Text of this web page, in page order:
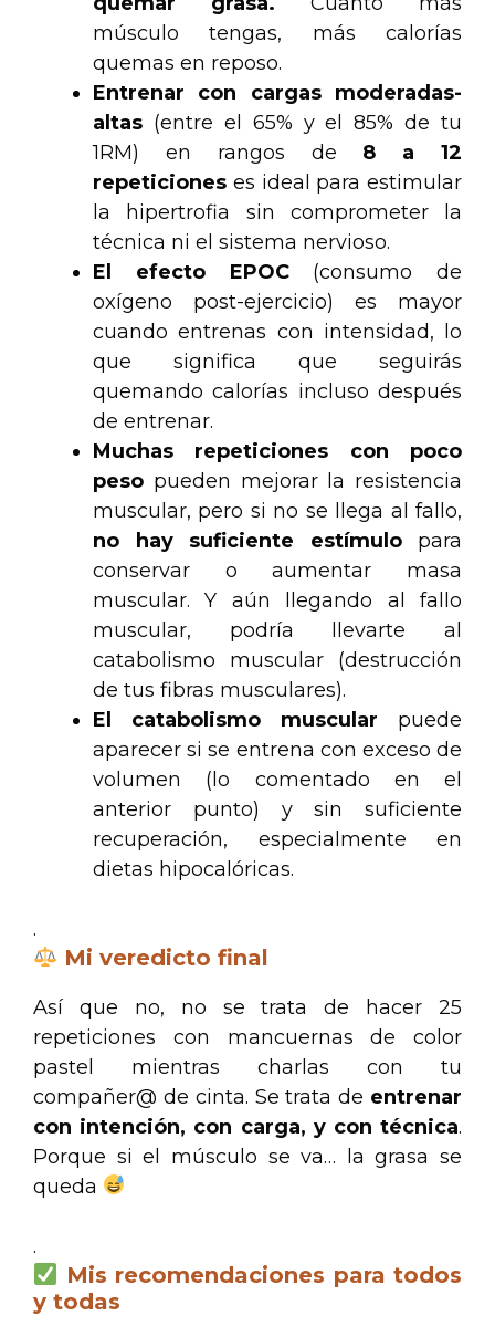
músculo tengas, más calorías
quemas en reposo.
Entrenar con cargas moderadas-
altas (entre el 65% y el 85% de tu
1RM) en rangos de 8 a 12
repeticiones es ideal para estimular
la hipertrofia sin comprometer la
técnica ni el sistema nervioso.
El efecto EPOC(consumo de
oxígeno post-ejercicio) es mayor
cuando entrenas con intensidad, lo
que significa que seguirás
quemando calorías incluso después
de entrenar.
Muchas repeticiones con poco
peso pueden mejorar la resistencia
muscular, pero si no se llega al fallo,
no hay suficiente estímulopara
conservar o aumentar masa
muscular. Y aún llegando al fallo
muscular, podría llevarte al
catabolismo muscular (destrucción
de tus fibras musculares).
El catabolismo muscular puede
aparecer si se entrena con exceso de
volumen (lo comentado en el
anterior punto) y sin suficiente
recuperación, especialmente en
dietas hipocalóricas.
.
Mi veredicto final
Así que no, no se trata de hacer 25
repeticiones con mancuernas de color
pastel mientras charlas con tu
compañer@ de cinta. Se trata de entrenar
con intención, con carga, y con técnica.
Porque si el músculo se va… la grasa se
queda
.
Mis recomendaciones para todos
y todas